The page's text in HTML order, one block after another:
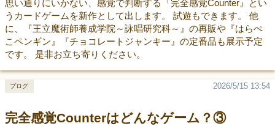
思い通りにいかない、感覚で判断する「完全感覚Counter』とい
うカードゲームを新作として出します。 試遊もできます。 他
に、『王立魔術師養成学院～詠唱研究科～』の再販や『はらぺ
こペンギン』『チョコレートジャンキー』の定番品も展示予定
です。 是非お立ち寄りください。
完全感覚Counterはどんなゲーム？③
2026/5/15 13:54
ブログ